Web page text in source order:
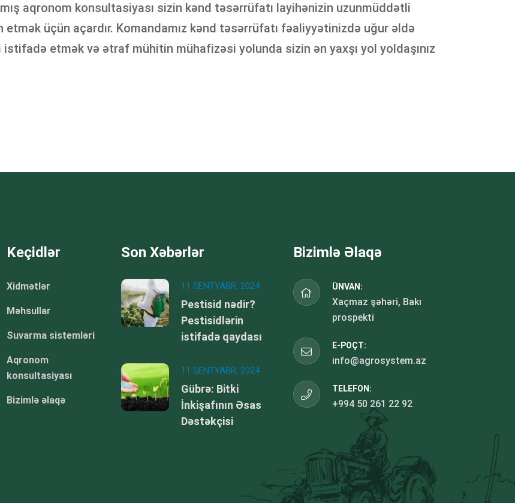
aqronom konsultasiyası sizin kənd təsərrüfatı layihənizin uzunmüddətli
etmək üçün açardır. Komandamız kənd təsərrüfatı fəaliyyətinizdə uğur əldə
etmək və ətraf mühitin mühafizəsi yolunda sizin ən yaxşı yol yoldaşınız
Keçidlər
Xidmətlər
Məhsullar
Suvarma sistemləri
Aqronom
konsultasiyası
Bizimlə əlaqə
Son Xəbərlər
11 SENTYABR, 2024
Pestisid nədir?
Pestisidlərin
istifadə qaydası
11 SENTYABR, 2024
Gübrə: Bitki
İnkişafının Əsas
Dəstəkçisi
Bizimlə Əlaqə
ÜNVAN:
Xaçmaz şəhəri, Bakı
prospekti
E-POÇT:
info@agrosystem.az
TELEFON:
+994 50 261 22 92